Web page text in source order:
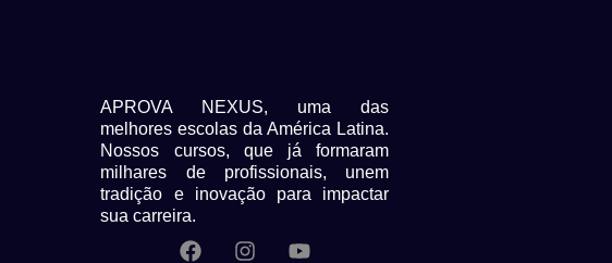
APROVA NEXUS, uma das
melhores escolas da América Latina.
Nossos cursos, que já formaram
milhares de profissionais, unem
tradição e inovação para impactar
sua carreira.